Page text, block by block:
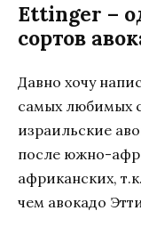
Ettinger –
сортов
Давно хочу
самых любимых
израильские
после южно-
африканских,
чем авокадо